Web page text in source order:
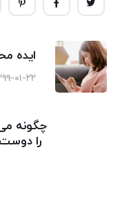
ایده
۱۳۹۹-۰۱-
چگونه می
را